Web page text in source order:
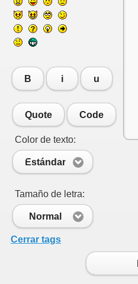
B i u
Quote Code
Color de texto:
Estándar
Tamaño de letra:
Normal
Cerrar tags